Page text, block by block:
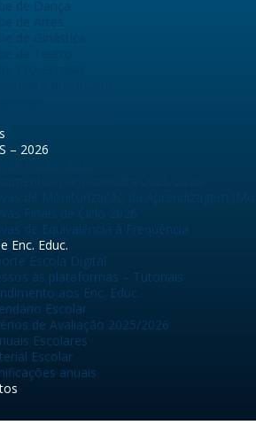
– 2026
de Equivalência à Frequência
Enc. Educ.
Escola Digital
às plataformas – Tutoriais
aos Enc. Educ.
Escolar
de Avaliação 2025/2026
Escolares
Escolar
anuais